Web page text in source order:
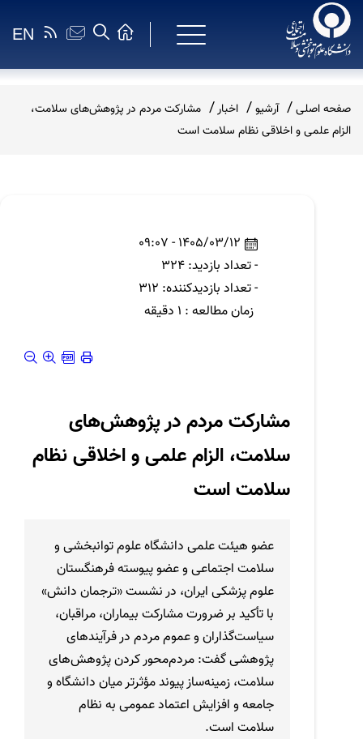
EN
صفحه اصلی آرشیو اخبار
مشارکت مردم در پژوهش‌های سلامت،
الزام علمی و اخلاقی نظام سلامت است
1405/03/12 - 09:07
- تعداد بازدید: 324
- تعداد بازدیدکننده: 312
زمان مطالعه : 1 دقیقه
مشارکت مردم در پژوهش‌های
سلامت، الزام علمی و اخلاقی نظام
سلامت است
عضو هیئت علمی دانشگاه علوم توانبخشی و
سلامت اجتماعی و عضو پیوسته فرهنگستان
علوم پزشکی ایران، در نشست «ترجمان دانش»
با تأکید بر ضرورت مشارکت بیماران، مراقبان،
سیاست‌گذاران و عموم مردم در فرآیندهای
پژوهشی گفت: مردم‌محور کردن پژوهش‌های
سلامت، زمینه‌ساز پیوند مؤثرتر میان دانشگاه و
جامعه و افزایش اعتماد عمومی به نظام
سلامت است.